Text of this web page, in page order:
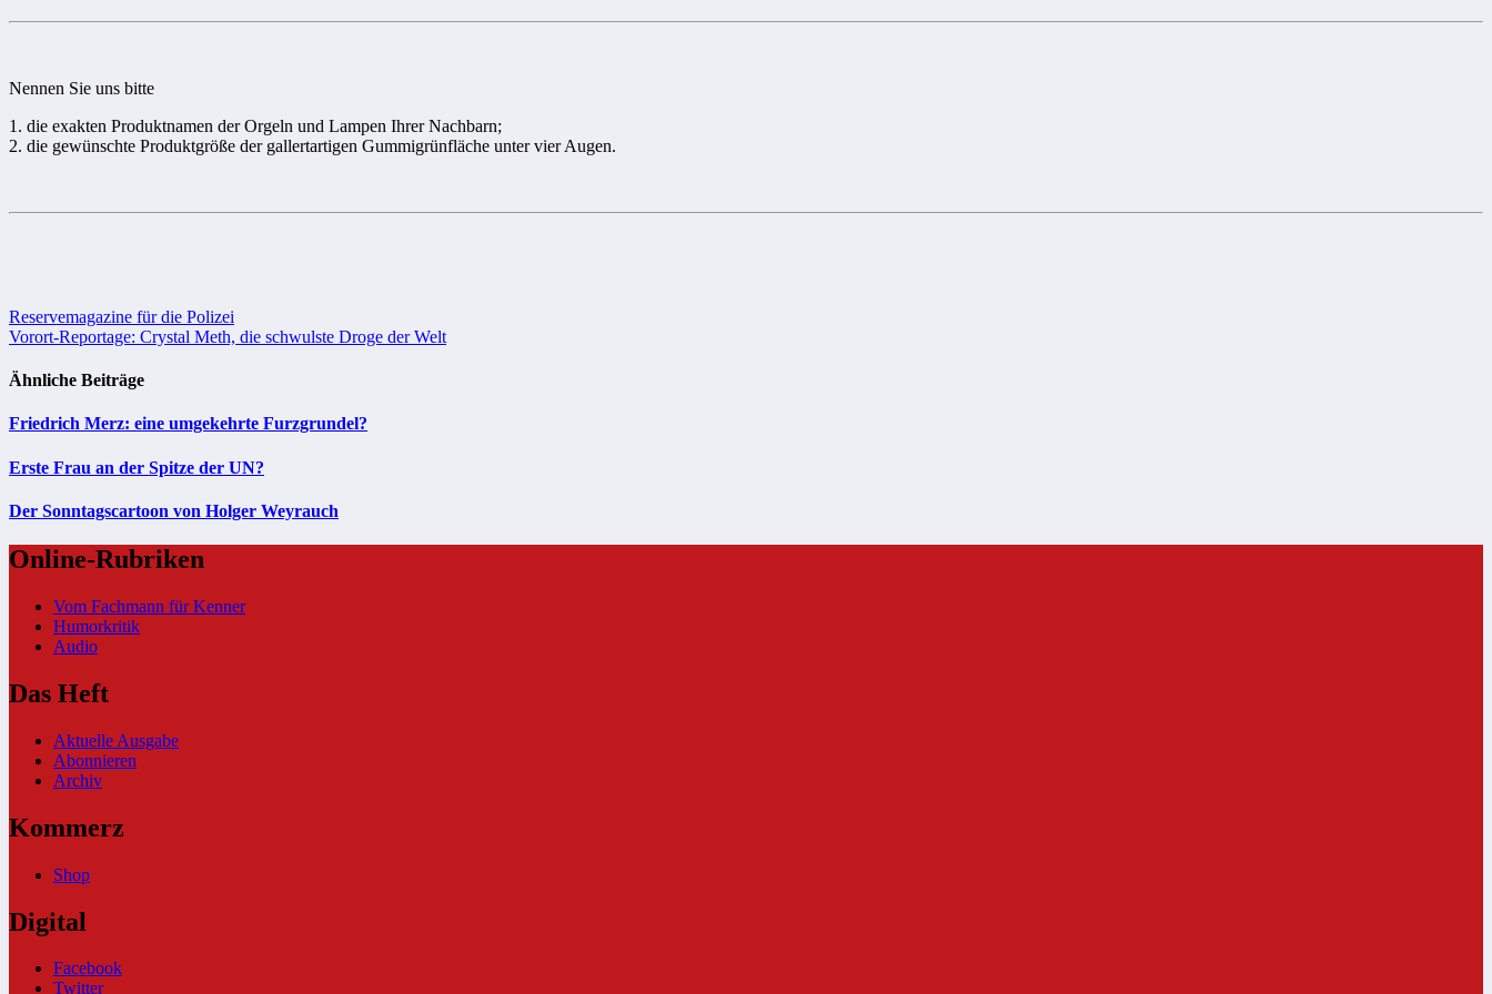
Nennen Sie uns bitte
1. die exakten Produktnamen der Orgeln und Lampen Ihrer Nachbarn;
2. die gewünschte Produktgröße der gallertartigen Gummigrünfläche unter vier Augen.
Beitragsnavigation
Reservemagazine für die Polizei
Vorort-Reportage: Crystal Meth, die schwulste Droge der Welt
Ähnliche Beiträge
Friedrich Merz: eine umgekehrte Furzgrundel?
Erste Frau an der Spitze der UN?
Der Sonntagscartoon von Holger Weyrauch
Online-Rubriken
Vom Fachmann für Kenner
Humorkritik
Audio
Das Heft
Aktuelle Ausgabe
Abonnieren
Archiv
Kommerz
Shop
Digital
Facebook
Twitter